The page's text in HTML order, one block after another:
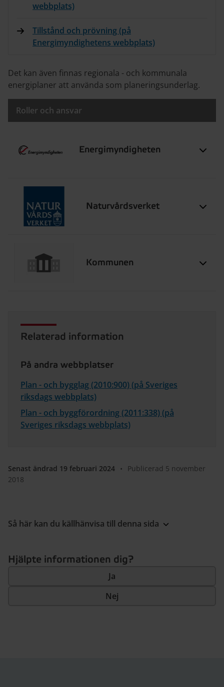
webbplats)
Tillstånd och prövning (på
Energimyndighetens webbplats)
Det kan även finnas regionala - och kommunala
energiplaner att använda som planeringsunderlag.
Roller och ansvar
Energimyndigheten
Naturvårdsverket
Kommunen
Relaterad information
På andra webbplatser
Plan - och bygglag (2010:900) (på Sveriges
riksdags webbplats)
Plan - och byggförordning (2011:338) (på
Sveriges riksdags webbplats)
Senast ändrad 19 februari 2024 •
Publicerad 5 november
2018
Så här kan du källhänvisa till denna sida
Hjälpte informationen dig?
Ja
Nej